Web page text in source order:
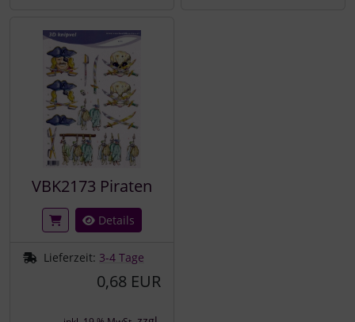
VBK2173 Piraten
Details
Lieferzeit: 3-4 Tage
0,68 EUR